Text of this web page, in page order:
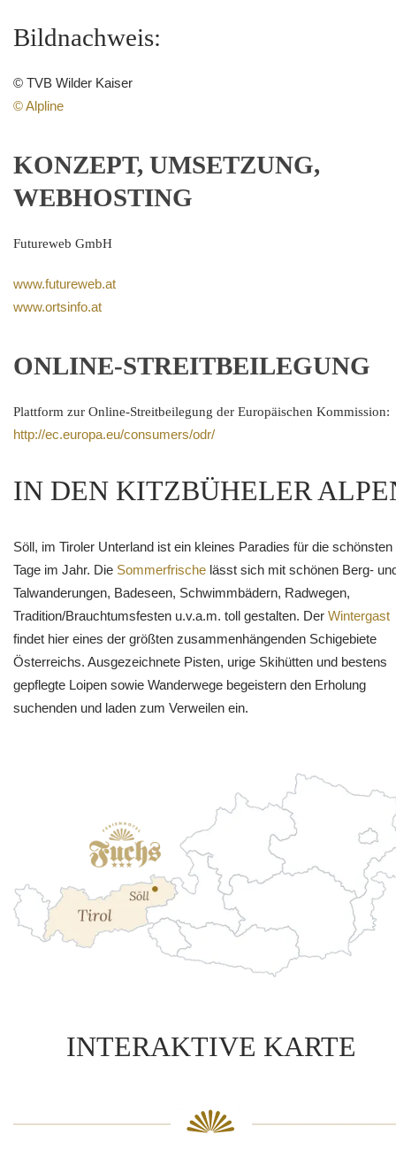
Bildnachweis:
© TVB Wilder Kaiser
©Alpline
KONZEPT, UMSETZUNG,
WEBHOSTING
Futureweb GmbH
www.futureweb.at
www.ortsinfo.at
ONLINE-STREITBEILEGUNG
Plattform zur Online-Streitbeilegung der Europäischen Kommission:
http://ec.europa.eu/consumers/odr/
IN DEN KITZBÜHELER
Söll, im Tiroler Unterland ist ein kleines Paradies für die schönsten
Tage im Jahr. Die Sommerfrische lässt sich mit schönen Berg-
Talwanderungen, Badeseen, Schwimmbädern, Radwegen,
Tradition/Brauchtumsfesten u.v.a.m. toll gestalten. Der Wintergast
findet hier eines der größten zusammenhängenden Schigebiete
Österreichs. Ausgezeichnete Pisten, urige Skihütten und bestens
gepflegte Loipen sowie Wanderwege begeistern den Erholung
suchenden und laden zum Verweilen ein.
INTERAKTIVE KARTE